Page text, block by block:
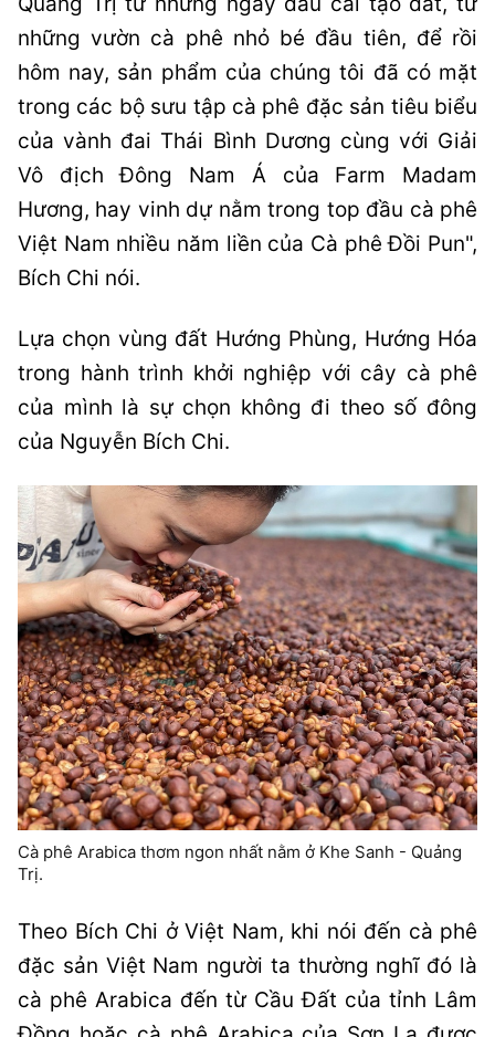
những vườn cà phê nhỏ bé đầu tiên, để rồi
hôm nay, sản phẩm của chúng tôi đã có mặt
trong các bộ sưu tập cà phê đặc sản tiêu biểu
của vành đai Thái Bình Dương cùng với Giải
Vô địch Đông Nam Á của Farm Madam
Hương, hay vinh dự nằm trong top đầu cà phê
Việt Nam nhiều năm liền của Cà phê Đồi Pun",
Bích Chi nói.
Lựa chọn vùng đất Hướng Phùng, Hướng Hóa
trong hành trình khởi nghiệp với cây cà phê
của mình là sự chọn không đi theo số đông
của Nguyễn Bích Chi.
Cà phê Arabica thơm ngon nhất nằm ở Khe Sanh - Quảng
Trị.
Theo Bích Chi ở Việt Nam, khi nói đến cà phê
đặc sản Việt Nam người ta thường nghĩ đó là
cà phê Arabica đến từ Cầu Đất của tỉnh Lâm